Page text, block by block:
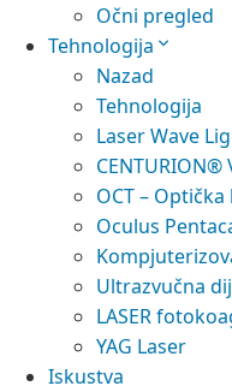
Očni pregled
Tehnologija
Nazad
Tehnologija
Laser Wave
CENTURION®
OCT –
Oculus
Ultrazvučna
LASER
YAG Laser
Iskustva